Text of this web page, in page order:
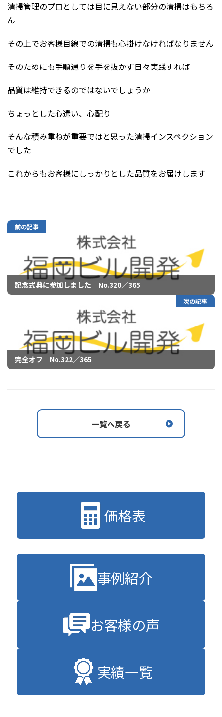
清掃管理のプロとしては目に見えない部分の清掃はもちろ
ん
その上でお客様目線での清掃も心掛けなければなりません
そのためにも手順通りを手を抜かず日々実践すれば
品質は維持できるのではないでしょうか
ちょっとした心遣い、心配り
そんな積み重ねが重要ではと思った清掃インスペクション
でした
これからもお客様にしっかりとした品質をお届けします
前の記事
記念式典に参加しました No.320／365
次の記事
完全オフ No.322／365
一覧へ戻る
価格表
事例紹介
お客様の声
実績一覧